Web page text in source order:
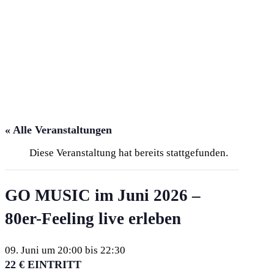
« Alle Veranstaltungen
Diese Veranstaltung hat bereits stattgefunden.
GO MUSIC im Juni 2026 –
80er-Feeling live erleben
09. Juni um 20:00 bis 22:30
22 € EINTRITT